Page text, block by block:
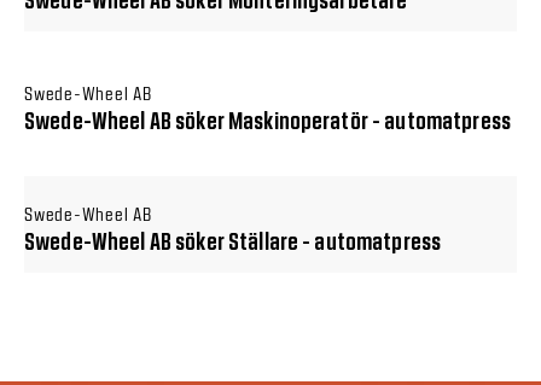
Swede-Wheel AB
Swede-Wheel AB söker Maskinoperatör - automatpress
Swede-Wheel AB
Swede-Wheel AB söker Ställare - automatpress